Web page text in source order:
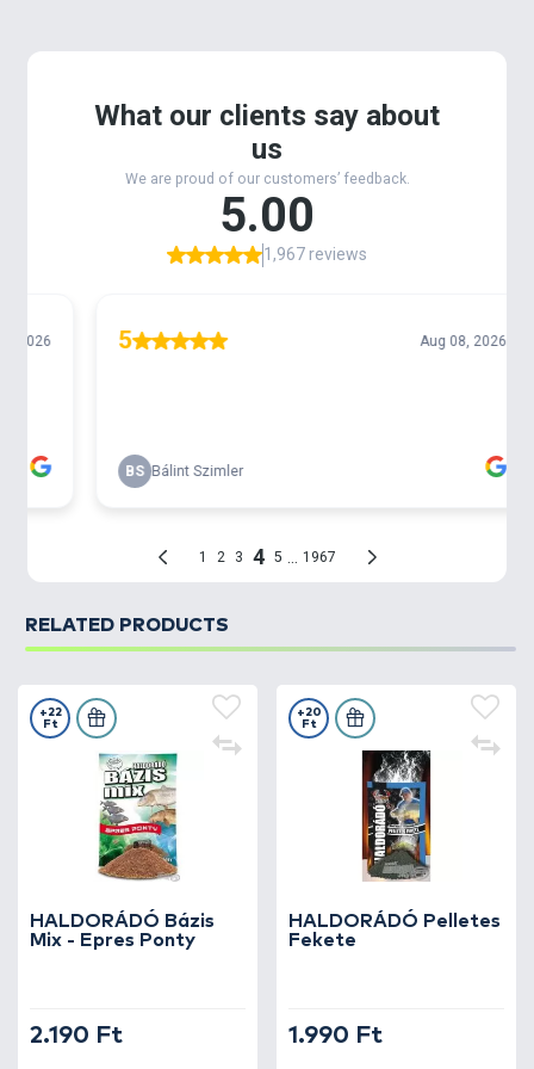
RELATED PRODUCTS
HALDORÁDÓ Bázis
Mix - Epres Ponty
+22
Ft
2.190 Ft
HALDORÁDÓ Pelletes
Fekete
+20
Ft
1.990 Ft